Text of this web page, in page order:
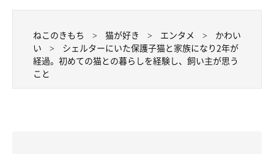
ねこのきもち 猫が好き エンタメ
かわい
い
シェルターにいた保護子猫と家族になり2年が
経過。初めての猫との暮らしを経験し、飼い主が思う
こと